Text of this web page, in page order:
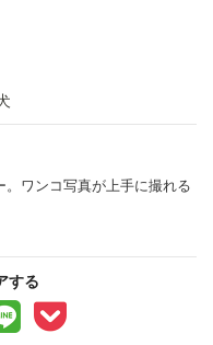
ワンコ写真が上手に撮れる
する